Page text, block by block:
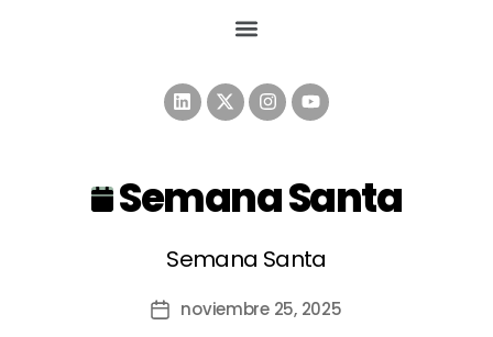
Semana Santa
Semana Santa
noviembre 25, 2025